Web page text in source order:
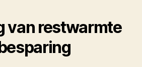
van restwarmte